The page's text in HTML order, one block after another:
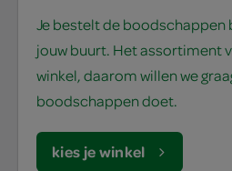
Je bestelt de boodschappen
jouw buurt. Het assortiment
winkel, daarom willen we
boodschappen doet.
kies je winkel